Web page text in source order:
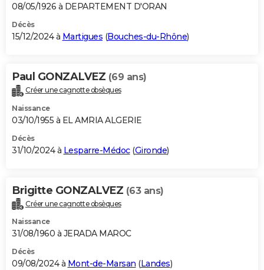
08/05/1926 à DEPARTEMENT D'ORAN
Décès
15/12/2024 à Martigues (Bouches-du-Rhône)
Paul GONZALVEZ (69 ans)
Créer une cagnotte obsèques
Naissance
03/10/1955 à EL AMRIA ALGERIE
Décès
31/10/2024 à Lesparre-Médoc(Gironde)
Brigitte GONZALVEZ (63 ans)
Créer une cagnotte obsèques
Naissance
31/08/1960 à JERADA MAROC
Décès
09/08/2024 à Mont-de-Marsan (Landes)